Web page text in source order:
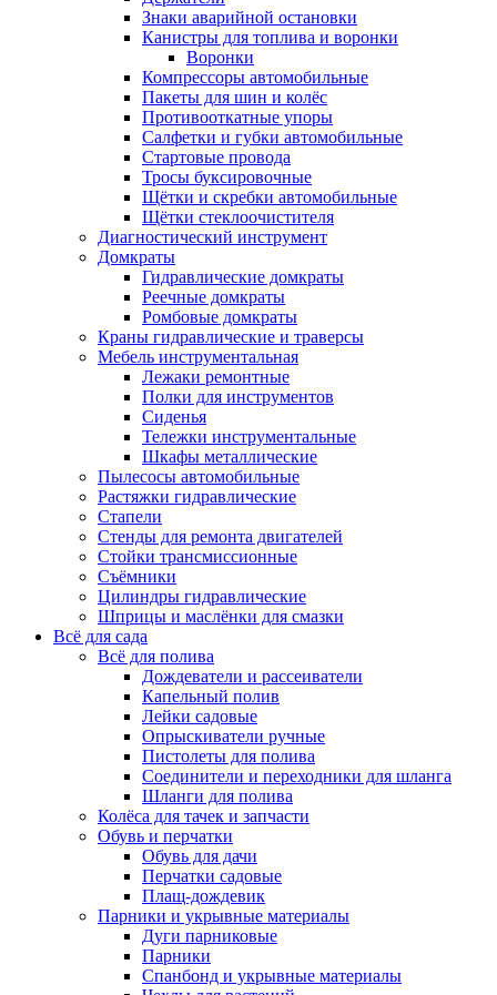
Знаки аварийной остановки
Канистры для топлива и воронки
Воронки
Компрессоры автомобильные
Пакеты для шин и колёс
Противооткатные упоры
Салфетки и губки автомобильные
Стартовые провода
Тросы буксировочные
Щётки и скребки автомобильные
Щётки стеклоочистителя
Диагностический инструмент
Домкраты
Гидравлические домкраты
Реечные домкраты
Ромбовые домкраты
Краны гидравлические и траверсы
Мебель инструментальная
Лежаки ремонтные
Полки для инструментов
Сиденья
Тележки инструментальные
Шкафы металлические
Пылесосы автомобильные
Растяжки гидравлические
Стапели
Стенды для ремонта двигателей
Стойки трансмиссионные
Съёмники
Цилиндры гидравлические
Шприцы и маслёнки для смазки
Всё для сада
Всё для полива
Дождеватели и рассеиватели
Капельный полив
Лейки садовые
Опрыскиватели ручные
Пистолеты для полива
Соединители и переходники для шланга
Шланги для полива
Колёса для тачек и запчасти
Обувь и перчатки
Обувь для дачи
Перчатки садовые
Плащ-дождевик
Парники и укрывные материалы
Дуги парниковые
Парники
Спанбонд и укрывные материалы